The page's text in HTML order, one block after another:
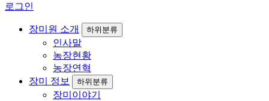
로그인
장미원 소개 하위분류
인사말
농장현황
농장연혁
장미 정보
하위분류
장미이야기